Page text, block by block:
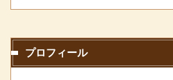
プロフィール